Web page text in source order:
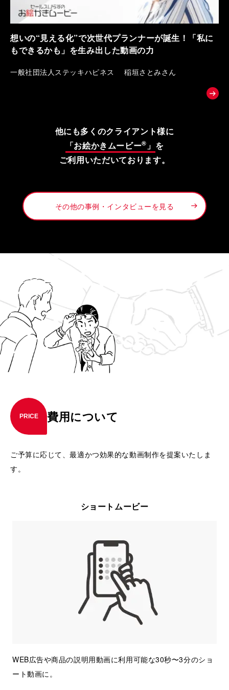
想いの“見える化”で次世代プランナーが誕生！「私に
もできるかも」を生み出した動画の力
一般社団法人ステッキハピネス 稲垣さとみさん
他にも多くのクライアント様に
「お絵かきムービー® 」 を
ご利用いただいております。
その他の事例・インタビューを見る
PRICE 費用について
ご予算に応じて、最適かつ効果的な動画制作を提案いたしま
す。
ショートムービー
WEB広告や商品の説明用動画に利用可能な30秒〜3分のショ
ート動画に。